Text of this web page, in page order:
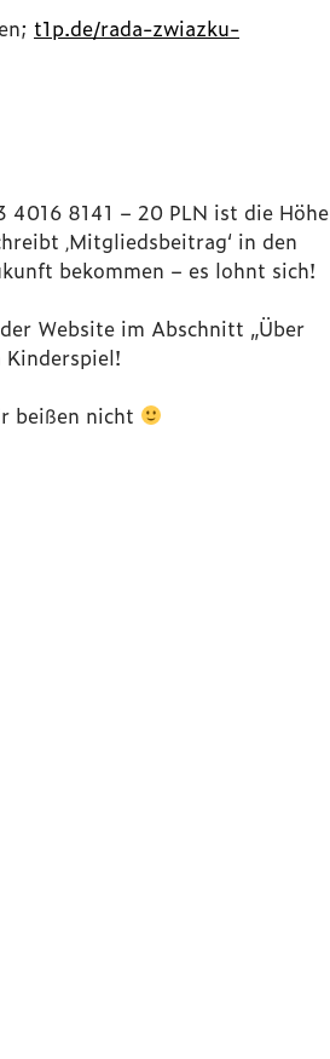
t1p.de/rada-zwiazku-
8141 – 20 PLN ist die Höhe
‚Mitgliedsbeitrag‘ in den
bekommen – es lohnt sich!
Website im Abschnitt „Über
Kinderspiel!
beißen nicht